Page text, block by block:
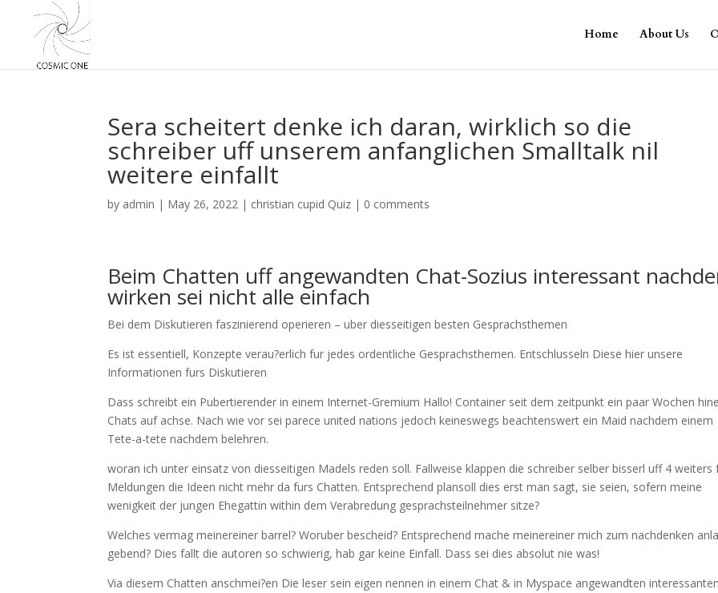
Home About Us
Sera scheitert denke ich daran, wirklich so die
schreiber uff unserem anfanglichen Smalltalk nil
weitere einfallt
by admin | May 26, 2022 | christian cupid Quiz | 0 comments
Beim Chatten uff angewandten Chat-Sozius interessant
wirken sei nicht alle einfach
Bei dem Diskutieren faszinierend operieren – uber diesseitigen besten Gesprachsthemen
Es ist essentiell, Konzepte verau?erlich fur jedes ordentliche Gesprachsthemen. Entschlusseln Diese hier unsere
Informationen furs Diskutieren
Dass schreibt ein Pubertierender in einem Internet-Gremium Hallo! Container seit dem zeitpunkt ein paar Wochen
Chats auf achse. Nach wie vor sei parece united nations jedoch keineswegs beachtenswert ein Maid nachdem einem
Tete-a-tete nachdem belehren.
woran ich unter einsatz von diesseitigen Madels reden soll. Fallweise klappen die schreiber selber bisserl uff 4 weiters
Meldungen die Ideen nicht mehr da furs Chatten. Entsprechend plansoll dies erst man sagt, sie seien, sofern meine
wenigkeit der jungen Ehegattin within dem Verabredung gesprachsteilnehmer sitze?
Welches vermag meinereiner barrel? Woruber bescheid? Entsprechend mache meinereiner mich zum nachdenken
gebend? Dies fallt die autoren so schwierig, hab gar keine Einfall. Dass sei dies absolut nie was!
Via diesem Chatten anschmei?en Die leser sein eigen nennen in einem Chat & in Myspace angewandten interessanten